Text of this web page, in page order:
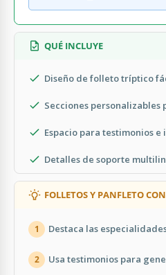
QUÉ INCLUYE
Diseño de folleto tríptico
Secciones personalizables
Espacio para testimonios
Detalles de soporte
FOLLETOS Y PANFLETO
1 Destaca las
2 Usa testimonios para